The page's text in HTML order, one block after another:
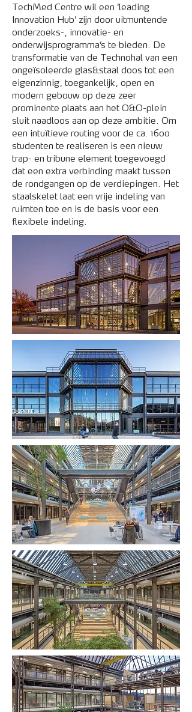
TechMed Centre wil een ‘leading
Innovation Hub’ zijn door uitmuntende
onderzoeks-, innovatie- en
onderwijsprogramma’s te bieden. De
transformatie van de Technohal van een
ongeïsoleerde glas&staal doos tot een
eigenzinnig, toegankelijk, open en
modern gebouw op deze zeer
prominente plaats aan het O&O-plein
sluit naadloos aan op deze ambitie. Om
een intuïtieve routing voor de ca. 1600
studenten te realiseren is een nieuw
trap- en tribune element toegevoegd
dat een extra verbinding maakt tussen
de rondgangen op de verdiepingen. Het
staalskelet laat een vrije indeling van
ruimten toe en is de basis voor een
flexibele indeling.